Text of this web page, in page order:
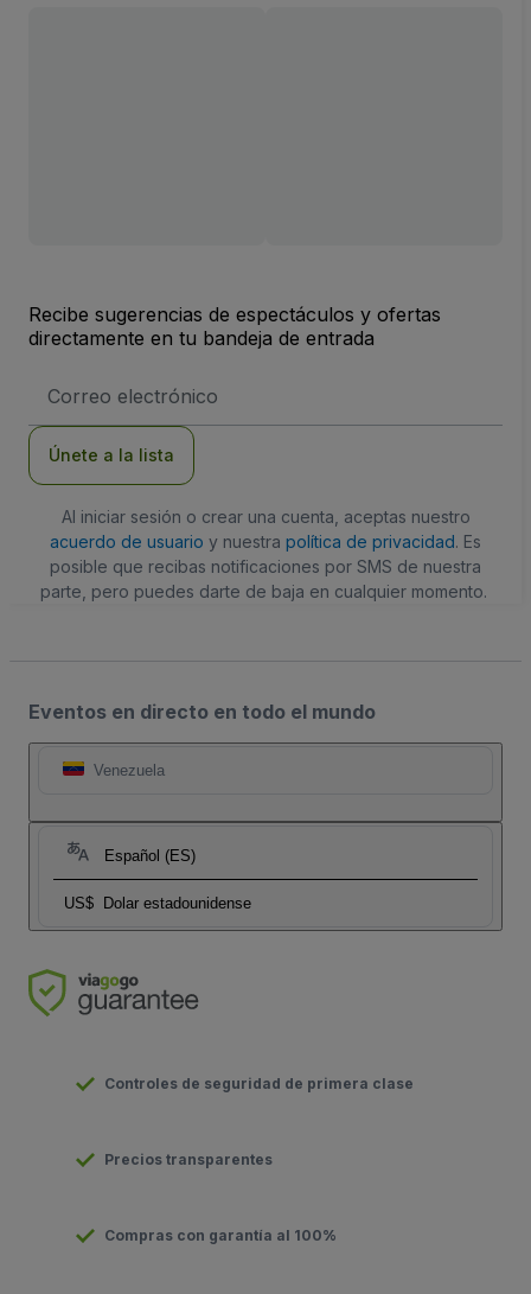
Recibe sugerencias de espectáculos y ofertas
directamente en tu bandeja de entrada
de
Únete a la lista
Al iniciar sesión o crear una cuenta, aceptas nuestro
acuerdo de usuario y nuestra política de privacidad. Es
posible que recibas notificaciones por SMS de nuestra
parte, pero puedes darte de baja en cualquier momento.
Eventos en directo en todo el mundo
Venezuela
Español (ES)
US$ Dolar estadounidense
Controles de seguridad de primera clase
Precios transparentes
Compras con garantía al 100%